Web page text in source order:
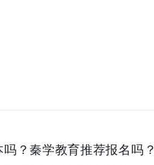
？秦学教育推荐报名吗？